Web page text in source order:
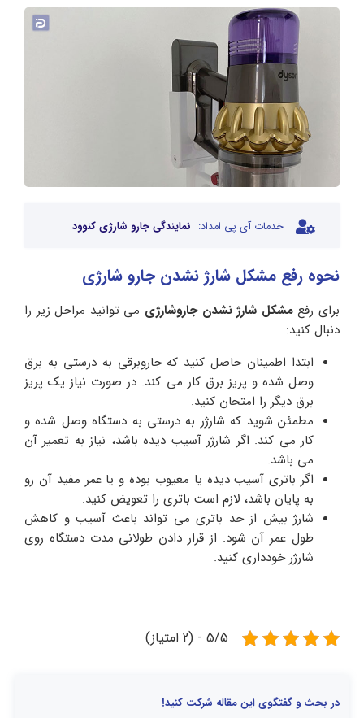
خدمات آی پی امداد: نمایندگی جارو شارژی کنوود
نحوه رفع مشکل شارژ نشدن جارو شارژی
برای رفعمشکل شارژ نشدن جاروشارژی می توانید مراحل زیر را
دنبال کنید:
ابتدا اطمینان حاصل کنید که جاروبرقی به درستی به برق
وصل شده و پریز برق کار می کند. در صورت نیاز یک پریز
برق دیگر را امتحان کنید.
مطمئن شوید که شارژر به درستی به دستگاه وصل شده و
کار می کند. اگر شارژر آسیب دیده باشد، نیاز به تعمیر آن
می باشد.
اگر باتری آسیب دیده یا معیوب بوده و یا عمر مفید آن رو
به پایان باشد، لازم است باتری را تعویض کنید.
شارژ بیش از حد باتری می تواند باعث آسیب و کاهش
طول عمر آن شود. از قرار دادن طولانی مدت دستگاه روی
شارژر خودداری کنید.
5/5 - (2 امتیاز)
در بحث و گفتگوی این مقاله شرکت کنید!